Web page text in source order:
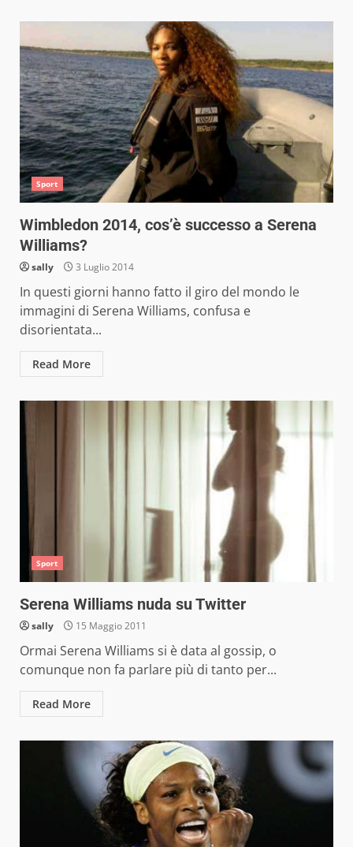
Sport
Wimbledon 2014, cos’è successo a Serena
Williams?
sally 3 Luglio 2014
In questi giorni hanno fatto il giro del mondo le
immagini di Serena Williams, confusa e
disorientata...
Read More
Sport
Serena Williams nuda su Twitter
sally 15 Maggio 2011
Ormai Serena Williams si è data al gossip, o
comunque non fa parlare più di tanto per...
Read More